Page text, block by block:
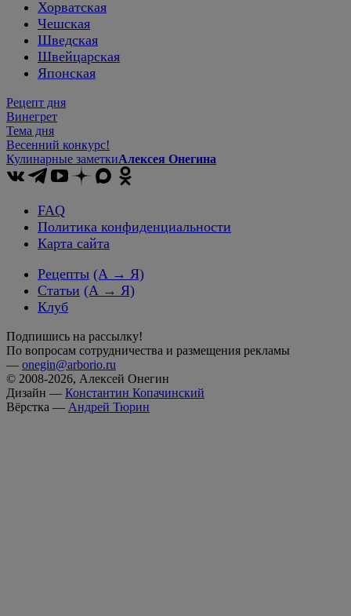
Хорватская
Чешская
Шведская
Швейцарская
Японская
Рецепт дня
Винегрет
Тема дня
Весенний конкурс!
Кулинарные заметкиАлексея Онегина
FAQ
Политика конфиденциальности
Карта сайта
Рецепты (А → Я)
Статьи (А → Я)
Клуб
Подпишись на рассылку!
По вопросам сотрудничества и размещения рекламы
— onegin@arborio.ru
© 2008-2026, Алексей Онегин
Дизайн — Константин Копачинский
Вёрстка — Андрей Тюрин